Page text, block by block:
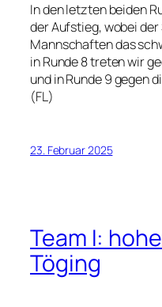
In den letzten beiden
der Aufstieg, wobei der
Mannschaften das
in Runde 8 treten wir
und in Runde 9 gegen
(FL)
23. Februar 2025
Team I:
Töging